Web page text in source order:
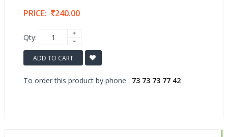
PRICE: 240.00
Qty:
ADD TO CART
To order this product by phone : 73 73 73 77 42